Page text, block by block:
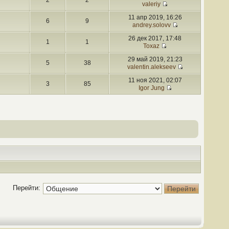
valeriy
6 9
11 апр 2019, 16:26
andrey.solovv
1 1
26 дек 2017, 17:48
Toxaz
5 38
29 май 2019, 21:23
valentin.alekseev
3 85
11 ноя 2021, 02:07
Igor Jung
Перейти: